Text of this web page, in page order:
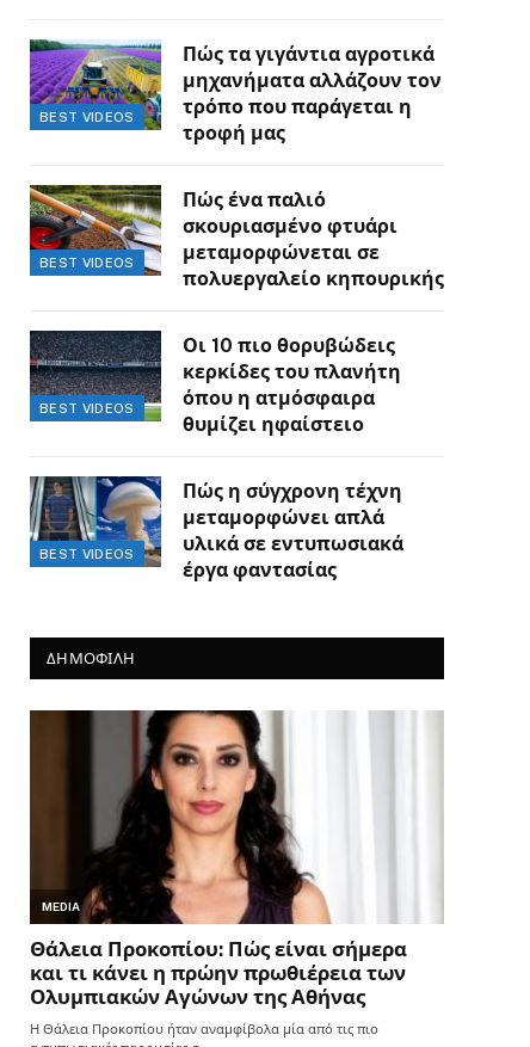
BEST VIDEOS
Πώς τα γιγάντια αγροτικά
μηχανήματα αλλάζουν τον
τρόπο που παράγεται η
τροφή μας
BEST VIDEOS
Πώς ένα παλιό
σκουριασμένο φτυάρι
μεταμορφώνεται σε
πολυεργαλείο κηπουρικής
BEST VIDEOS
Οι 10 πιο θορυβώδεις
κερκίδες του πλανήτη
όπου η ατμόσφαιρα
θυμίζει ηφαίστειο
BEST VIDEOS
Πώς η σύγχρονη τέχνη
μεταμορφώνει απλά
υλικά σε εντυπωσιακά
έργα φαντασίας
ΔΗΜΟΦΙΛΗ